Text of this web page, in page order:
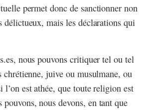
permet donc de sanctionner non
délictueux, mais les déclarations qui
nous pouvons critiquer tel ou tel
chrétienne, juive ou musulmane, ou
l’on est athée, que toute religion est
pouvons, nous devons, en tant que